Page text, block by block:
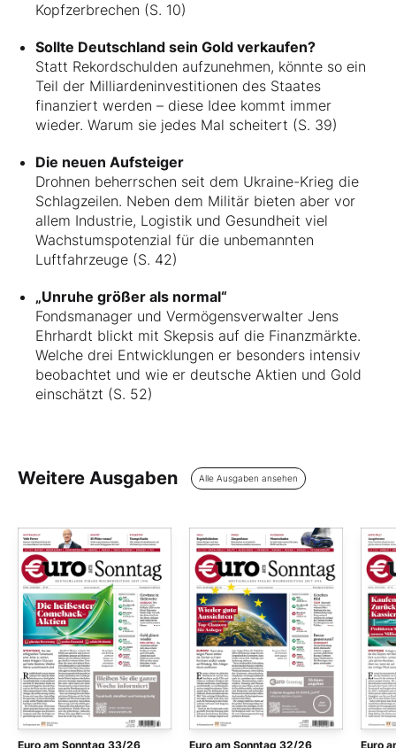
Kopfzerbrechen (S. 10)
Sollte Deutschland sein Gold verkaufen?
Statt Rekordschulden aufzunehmen, könnte so ein
Teil der Milliardeninvestitionen des Staates
finanziert werden – diese Idee kommt immer
wieder. Warum sie jedes Mal scheitert (S. 39)
Die neuen Aufsteiger
Drohnen beherrschen seit dem Ukraine-Krieg die
Schlagzeilen. Neben dem Militär bieten aber vor
allem Industrie, Logistik und Gesundheit viel
Wachstumspotenzial für die unbemannten
Luftfahrzeuge (S. 42)
„Unruhe größer als normal“
Fondsmanager und Vermögensverwalter Jens
Ehrhardt blickt mit Skepsis auf die Finanzmärkte.
Welche drei Entwicklungen er besonders intensiv
beobachtet und wie er deutsche Aktien und Gold
einschätzt (S. 52)
Weitere Ausgaben Alle Ausgaben ansehen
Euro am Sonntag 33/26 Euro am Sonntag 32/26 Euro